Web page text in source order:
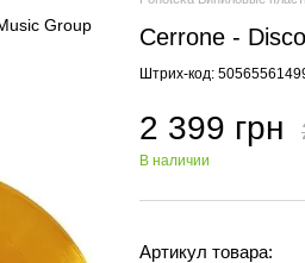
Cerrone -
Штрих-код:
2 399 грн
В наличии
Артикул товара: